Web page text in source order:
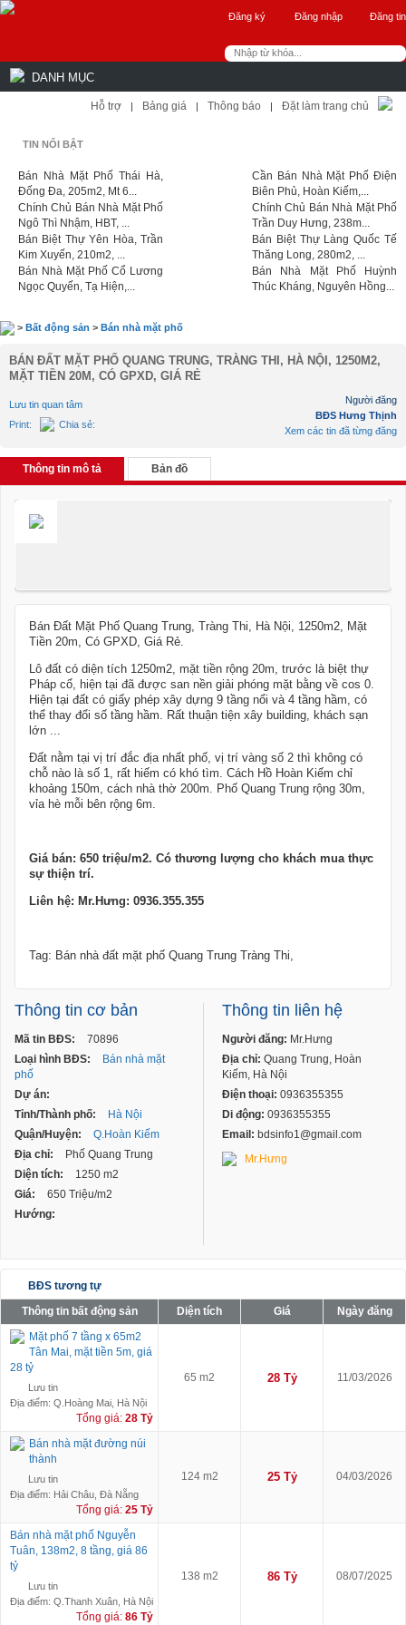
Đăng ký Đăng nhập Đăng tin
DANH MỤC
Hỗ trợ | Bảng giá | Thông báo | Đặt làm trang chủ
TIN NỔI BẬT
Bán Nhà Mặt Phố Thái Hà,
Đống Đa, 205m2, Mt 6...
Chính Chủ Bán Nhà Mặt Phố
Ngô Thì Nhậm, HBT, ...
Bán Biệt Thự Yên Hòa, Trần
Kim Xuyến, 210m2, ...
Bán Nhà Mặt Phố Cổ Lương
Ngọc Quyến, Tạ Hiện,...
Cần Bán Nhà Mặt Phố Điện
Biên Phủ, Hoàn Kiếm,...
Chính Chủ Bán Nhà Mặt Phố
Trần Duy Hưng, 238m...
Bán Biệt Thự Làng Quốc Tế
Thăng Long, 280m2, ...
Bán Nhà Mặt Phố Huỳnh
Thúc Kháng, Nguyên Hồng...
> Bất động sản > Bán nhà mặt phố
BÁN ĐẤT MẶT PHỐ QUANG TRUNG, TRÀNG THI, HÀ NỘI, 1250M2,
MẶT TIỀN 20M, CÓ GPXD, GIÁ RẺ
Lưu tin quan tâm
Print:
Chia sẻ:
Người đăng
BĐS Hưng Thịnh
Xem các tin đã từng đăng
Thông tin mô tả Bản đồ
Bán Đất Mặt Phố Quang Trung, Tràng Thi, Hà Nội, 1250m2, Mặt
Tiền 20m, Có GPXD, Giá Rẻ.
Lô đất có diện tích 1250m2, mặt tiền rộng 20m, trước là biệt thự
Pháp cổ, hiện tại đã được san nền giải phóng mặt bằng về cos 0.
Hiện tại đất có giấy phép xây dựng 9 tầng nổi và 4 tầng hầm, có
thể thay đổi số tầng hầm. Rất thuận tiện xây building, khách sạn
lớn ...
Đất nằm tại vị trí đắc địa nhất phố, vị trí vàng số 2 thì không có
chỗ nào là số 1, rất hiếm có khó tìm. Cách Hồ Hoàn Kiếm chỉ
khoảng 150m, cách nhà thờ 200m. Phố Quang Trung rộng 30m,
vỉa hè mỗi bên rộng 6m.
Giá bán: 650 triệu/m2. Có thương lượng cho khách mua thực
sự thiện trí.
Liên hệ: Mr.Hưng: 0936.355.355
Tag: Bán nhà đất mặt phố Quang Trung Tràng Thi,
Thông tin cơ bản
Mã tin BĐS:
70896
Loại hình BĐS:
Bán nhà mặt
phố
Dự án:
Tỉnh/Thành phố:
Hà Nội
Quận/Huyện:
Q.Hoàn Kiếm
Địa chỉ:
Phố Quang Trung
Diện tích:
1250 m2
Giá:
650 Triệu/m2
Hướng:
Thông tin liên hệ
Người đăng: Mr.Hưng
Địa chỉ: Quang Trung, Hoàn
Kiếm, Hà Nội
Điện thoại: 0936355355
Di động: 0936355355
Email: bdsinfo1@gmail.com
Mr.Hưng
BĐS tương tự
Thông tin bất động sản
Diện tích Giá
Ngày đăng
Mặt phố 7 tầng x 65m2
Tân Mai, mặt tiền 5m, giá
28 tỷ
Lưu tin
Địa điểm: Q.Hoàng Mai, Hà Nội
Tổng giá: 28 Tỷ
65 m2 28 Tỷ 11/03/2026
Bán nhà mặt đường núi
thành
Lưu tin
Địa điểm: Hải Châu, Đà Nẵng
Tổng giá: 25 Tỷ
124 m2 25 Tỷ 04/03/2026
Bán nhà mặt phố Nguyễn
Tuân, 138m2, 8 tầng, giá 86
tỷ
Lưu tin
Địa điểm: Q.Thanh Xuân, Hà Nội
Tổng giá: 86 Tỷ
138 m2 86 Tỷ 08/07/2025